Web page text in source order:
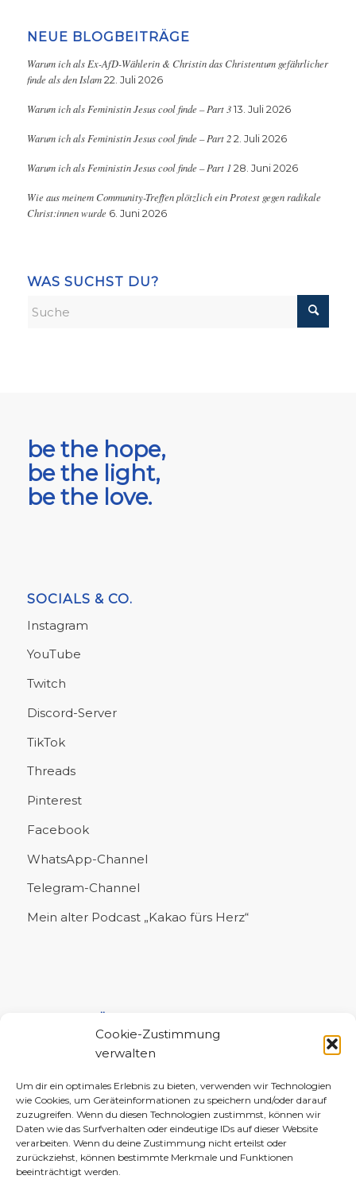
Cookie-Zustimmung
verwalten
Um dir ein optimales Erlebnis zu bieten, verwenden wir Technologien
wie Cookies, um Geräteinformationen zu speichern und/oder darauf
zuzugreifen. Wenn du diesen Technologien zustimmst, können wir
Daten wie das Surfverhalten oder eindeutige IDs auf dieser Website
verarbeiten. Wenn du deine Zustimmung nicht erteilst oder
zurückziehst, können bestimmte Merkmale und Funktionen
beeinträchtigt werden.
NEUE BLOGBEITRÄGE
Warum ich als Ex-AfD-Wählerin & Christin das Christentum gefährlicher
finde als den Islam 22. Juli 2026
Warum ich als Feministin Jesus cool finde – Part 3 13. Juli 2026
Warum ich als Feministin Jesus cool finde – Part 2 2. Juli 2026
Warum ich als Feministin Jesus cool finde – Part 1 28. Juni 2026
Wie aus meinem Community-Treffen plötzlich ein Protest gegen radikale
Christ:innen wurde 6. Juni 2026
WAS SUCHST DU?
be the hope,
be the light,
be the love.
SOCIALS & CO.
Instagram
YouTube
Twitch
Discord-Server
TikTok
Threads
Pinterest
Facebook
WhatsApp-Channel
Telegram-Channel
Mein alter Podcast „Kakao fürs Herz“